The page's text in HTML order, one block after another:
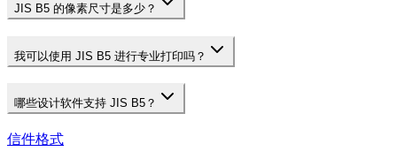
JIS B5 的像素尺寸是多少？
我可以使用 JIS B5 进行专业打印吗？
哪些设计软件支持 JIS B5？
信件格式